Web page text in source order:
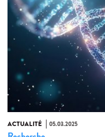
ACTUALITÉ 05.03.2025